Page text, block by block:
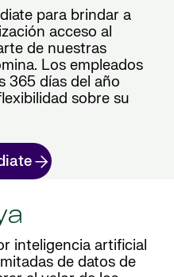
para brindar a
acceso al
de nuestras
Los empleados
365 días del año
sobre su
inteligencia artificial
de datos de